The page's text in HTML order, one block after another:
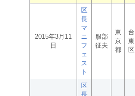
2015年3月11
日
区
長
マ
ニ
フ
ェ
ス
ト
服部
征夫
東
京
都
台
東
区
区
長